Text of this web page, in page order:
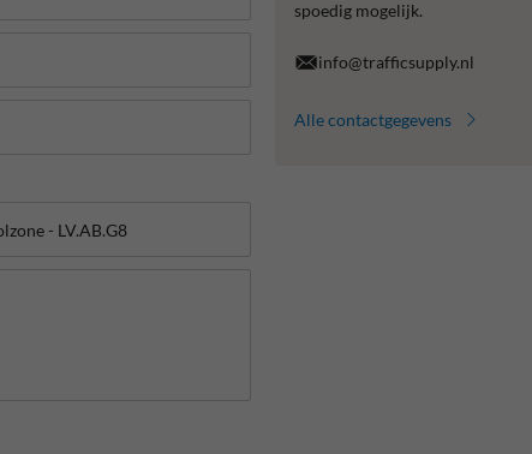
spoedig mogelijk.
info@trafficsupply.nl
Alle contactgegevens